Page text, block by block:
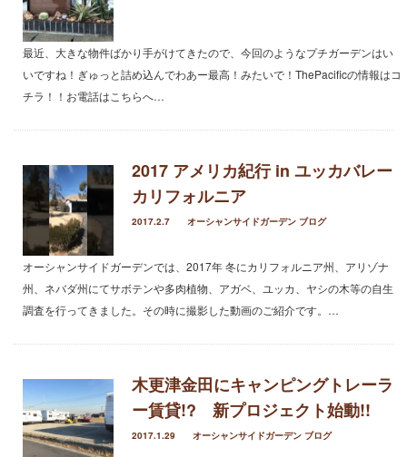
最近、大きな物件ばかり手がけてきたので、今回のようなプチガーデンはい
いですね！ぎゅっと詰め込んでわあー最高！みたいで！ThePacificの情報はコ
チラ！！お電話はこちらへ…
2017 アメリカ紀行 in ユッカバレー
カリフォルニア
2017.2.7 オーシャンサイドガーデン ブログ
オーシャンサイドガーデンでは、2017年 冬にカリフォルニア州、アリゾナ
州、ネバダ州にてサボテンや多肉植物、アガベ、ユッカ、ヤシの木等の自生
調査を行ってきました。その時に撮影した動画のご紹介です。…
木更津金田にキャンピングトレーラ
ー賃貸!? 新プロジェクト始動!!
2017.1.29 オーシャンサイドガーデン ブログ
2020年2月
2020年1月
2019年12月
2019年11月
2019年10月
2019年3月
2019年2月
2019年1月
2018年6月
2018年4月
2018年3月
2018年1月
2017年10月
2017年5月
2017年3月
2017年2月